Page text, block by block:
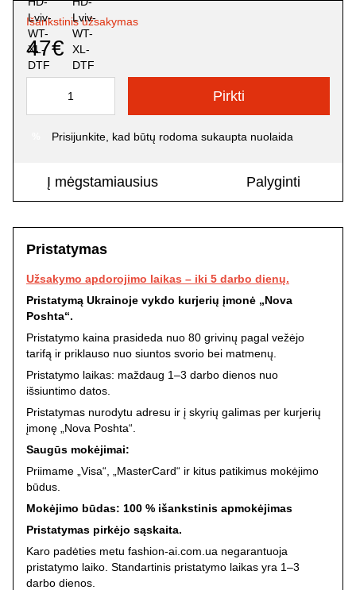
Išankstinis užsakymas
47€
Pirkti
Prisijunkite , kad būtų rodoma sukaupta nuolaida
Į mėgstamiausius Palyginti
Pristatymas
Užsakymo apdorojimo laikas – iki 5 darbo dienų.
Pristatymą Ukrainoje vykdo kurjerių įmonė „Nova
Poshta“.
Pristatymo kaina prasideda nuo 80 grivinų pagal vežėjo
tarifą ir priklauso nuo siuntos svorio bei matmenų.
Pristatymo laikas: maždaug 1–3 darbo dienos nuo
išsiuntimo datos.
Pristatymas nurodytu adresu ir į skyrių galimas per kurjerių
įmonę „Nova Poshta“.
Saugūs mokėjimai:
Priimame „Visa“, „MasterCard“ ir kitus patikimus mokėjimo
būdus.
Mokėjimo būdas: 100 % išankstinis apmokėjimas
Pristatymas pirkėjo sąskaita.
Karo padėties metu fashion-ai.com.ua negarantuoja
pristatymo laiko. Standartinis pristatymo laikas yra 1–3
darbo dienos.